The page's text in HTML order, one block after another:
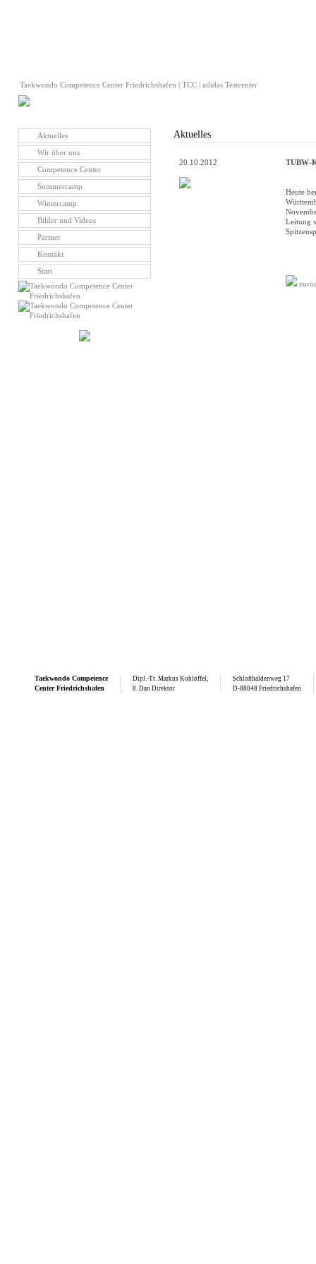
Taekwondo Competence Center Friedrichshafen | TCC | adidas Testcenter
Aktuelles
Wir über uns
Competence Center
Sommercamp
Wintercamp
Bilder und Videos
Partner
Kontakt
Start
Aktuelles
20.10.2012 TUBW-
Heute
Leitung
Taekwondo Competence
Center Friedrichshafen
Dipl.-Tr. Markus Kohlöffel,
8. Dan Direktor
Schloßhaldenweg 17
D-88048 Friedrichshafen